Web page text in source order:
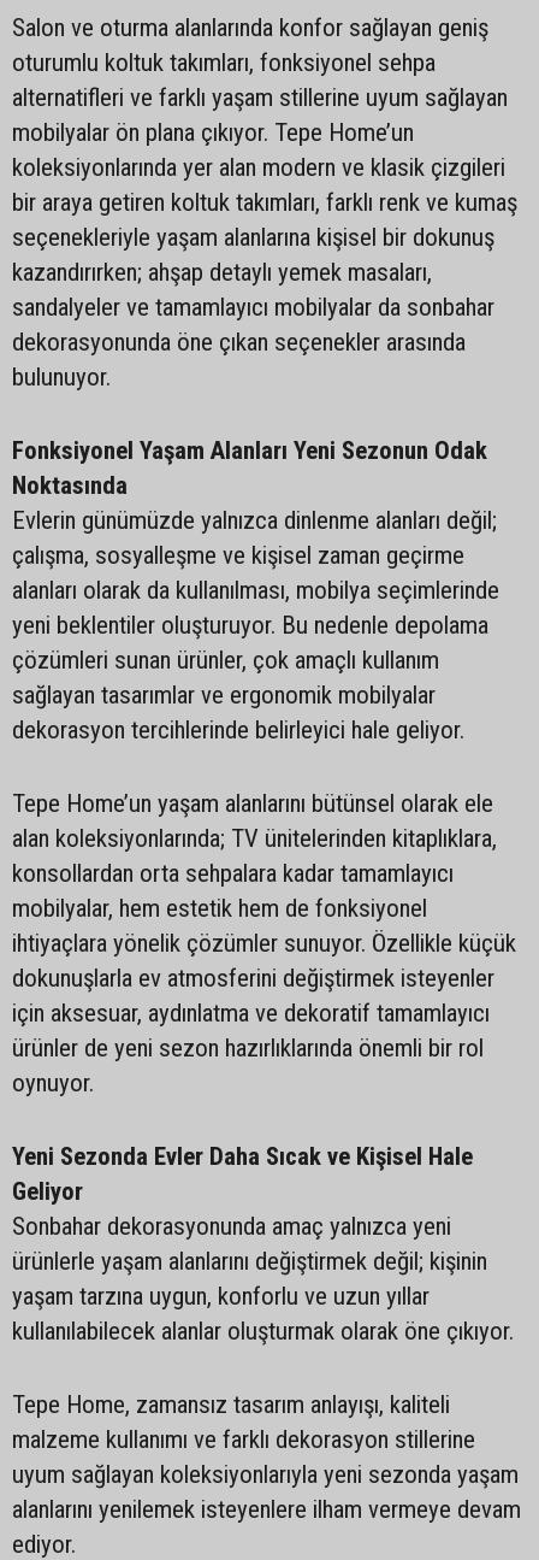
Salon ve oturma alanlarında konfor sağlayan geniş
oturumlu koltuk takımları, fonksiyonel sehpa
alternatifleri ve farklı yaşam stillerine uyum sağlayan
mobilyalar ön plana çıkıyor. Tepe Home’un
koleksiyonlarında yer alan modern ve klasik çizgileri
bir araya getiren koltuk takımları, farklı renk ve kumaş
seçenekleriyle yaşam alanlarına kişisel bir dokunuş
kazandırırken; ahşap detaylı yemek masaları,
sandalyeler ve tamamlayıcı mobilyalar da sonbahar
dekorasyonunda öne çıkan seçenekler arasında
bulunuyor.
Fonksiyonel Yaşam Alanları Yeni Sezonun Odak
Noktasında
Evlerin günümüzde yalnızca dinlenme alanları değil;
çalışma, sosyalleşme ve kişisel zaman geçirme
alanları olarak da kullanılması, mobilya seçimlerinde
yeni beklentiler oluşturuyor. Bu nedenle depolama
çözümleri sunan ürünler, çok amaçlı kullanım
sağlayan tasarımlar ve ergonomik mobilyalar
dekorasyon tercihlerinde belirleyici hale geliyor.
Tepe Home’un yaşam alanlarını bütünsel olarak ele
alan koleksiyonlarında; TV ünitelerinden kitaplıklara,
konsollardan orta sehpalara kadar tamamlayıcı
mobilyalar, hem estetik hem de fonksiyonel
ihtiyaçlara yönelik çözümler sunuyor. Özellikle küçük
dokunuşlarla ev atmosferini değiştirmek isteyenler
için aksesuar, aydınlatma ve dekoratif tamamlayıcı
ürünler de yeni sezon hazırlıklarında önemli bir rol
oynuyor.
Yeni Sezonda Evler Daha Sıcak ve Kişisel Hale
Geliyor
Sonbahar dekorasyonunda amaç yalnızca yeni
ürünlerle yaşam alanlarını değiştirmek değil; kişinin
yaşam tarzına uygun, konforlu ve uzun yıllar
kullanılabilecek alanlar oluşturmak olarak öne çıkıyor.
Tepe Home, zamansız tasarım anlayışı, kaliteli
malzeme kullanımı ve farklı dekorasyon stillerine
uyum sağlayan koleksiyonlarıyla yeni sezonda yaşam
alanlarını yenilemek isteyenlere ilham vermeye devam
ediyor.